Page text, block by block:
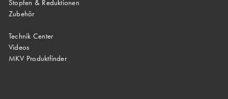
Stopfen & Reduktionen
Zubehör
Technik Center
Videos
MKV Produktfinder